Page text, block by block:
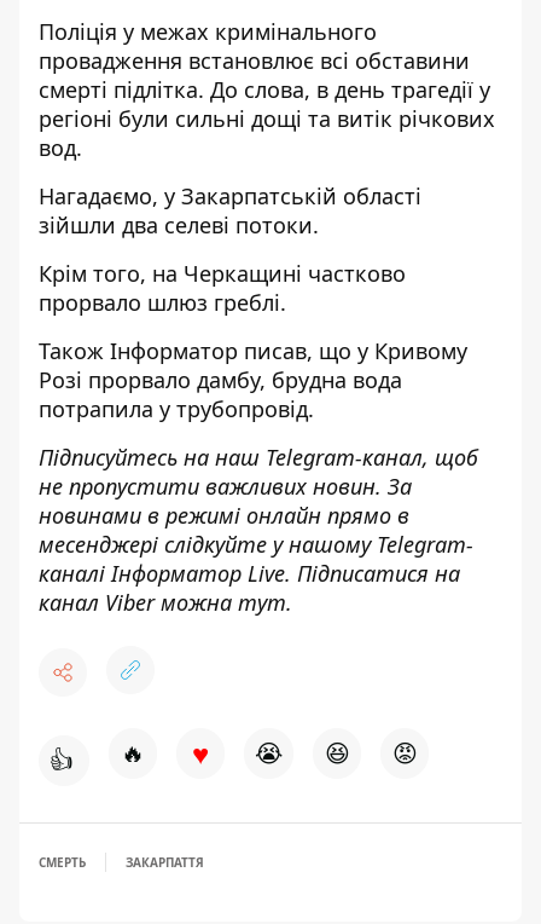
Поліція у межах кримінального
провадження встановлює всі обставини
смерті підлітка. До слова, в день трагедії у
регіоні були сильні дощі та витік річкових
вод.
Нагадаємо, у Закарпатській області
зійшли два селеві потоки.
Крім того, на Черкащині частково
прорвало шлюз греблі.
Також Інформатор писав, що у Кривому
Розі прорвало дамбу, брудна вода
потрапила у трубопровід.
Підписуйтесь на наш Telegram-канал, щоб
не пропустити важливих новин. За
новинами в режимі онлайн прямо в
месенджері слідкуйте у нашому Telegram-
каналіІнформатор Live. Підписатися на
канал Viber можна тут.
👍 🔥 ♥ 😭 😆 😡
СМЕРТЬ ЗАКАРПАТТЯ